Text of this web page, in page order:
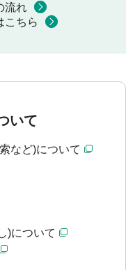
流れ
こちら
いて
など)について
)について